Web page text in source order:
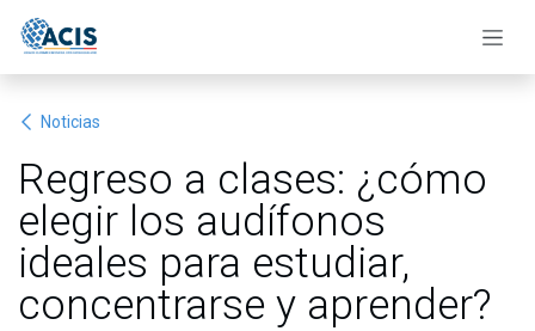
Noticias
Regreso a clases: ¿cómo
elegir los audífonos
ideales para estudiar,
concentrarse y aprender?